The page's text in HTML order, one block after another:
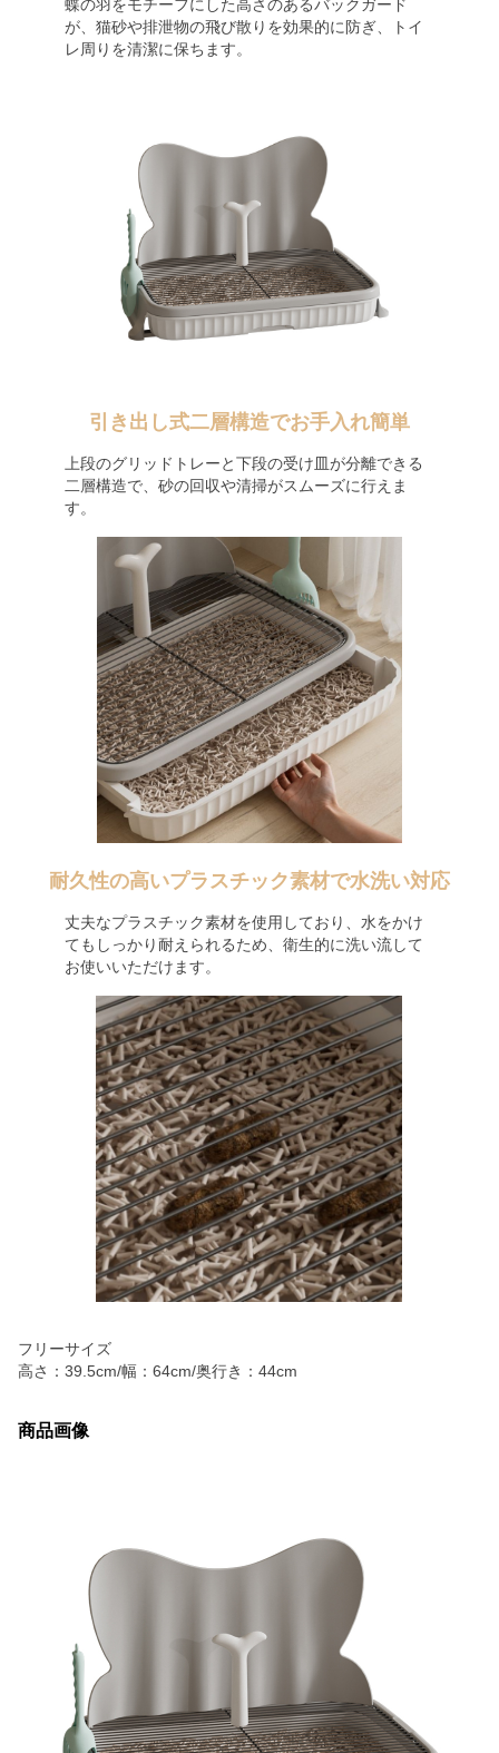
蝶の羽をモチーフにした高さのあるバックガード
が、猫砂や排泄物の飛び散りを効果的に防ぎ、トイ
レ周りを清潔に保ちます。
引き出し式二層構造でお手入れ簡単
上段のグリッドトレーと下段の受け皿が分離できる
二層構造で、砂の回収や清掃がスムーズに行えま
す。
耐久性の高いプラスチック素材で水洗い対応
丈夫なプラスチック素材を使用しており、水をかけ
てもしっかり耐えられるため、衛生的に洗い流して
お使いいただけます。
フリーサイズ
高さ：39.5cm/幅：64cm/奥行き：44cm
商品画像